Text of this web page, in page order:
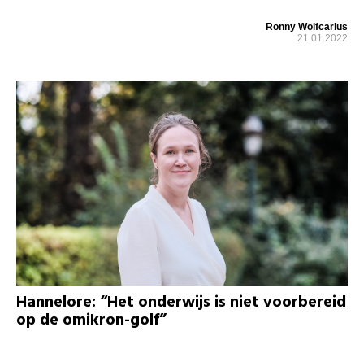
Ronny Wolfcarius
21.01.2022
Hannelore: “Het onderwijs is niet voorbereid
op de omikron-golf”